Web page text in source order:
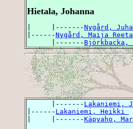
Hietala, Johanna
|     |-------Nygård, Juha
|------Nygård, Maija Reeta
      |-------
Björkbacka,
      |-------
Lakaniemi,
|------ Lakaniemi, Heikki
|     |-------Käpyaho,